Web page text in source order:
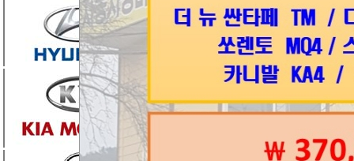
집에서 매우 가깝고
그랜드스타렉스
11만3000키로 정도
P0401 배기가스 재